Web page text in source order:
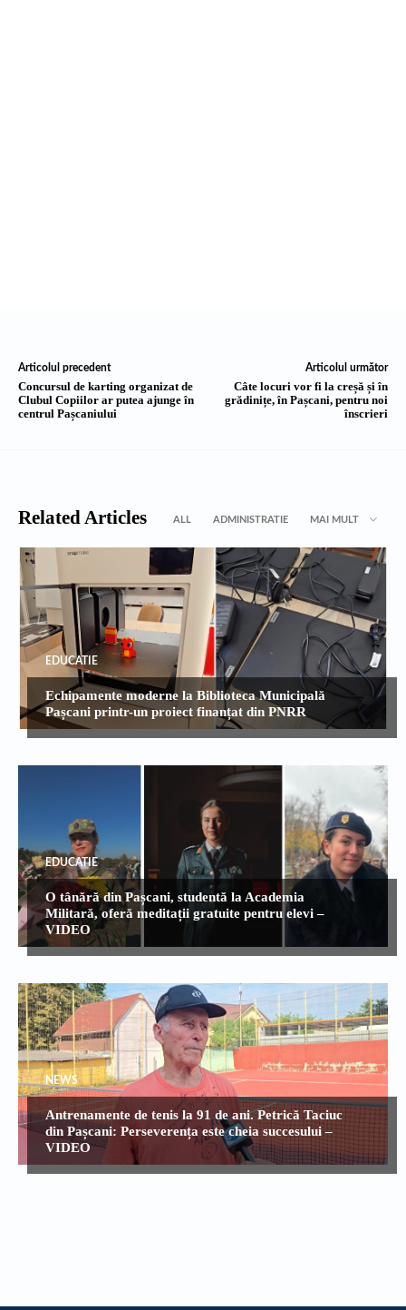
Articolul precedent
Concursul de karting organizat de
Clubul Copiilor ar putea ajunge în
centrul Pașcaniului
Articolul următor
Câte locuri vor fi la creșă și în
grădinițe, în Pașcani, pentru noi
înscrieri
Related Articles ALL ADMINISTRATIE MAI MULT
EDUCATIE
Echipamente moderne la Biblioteca Municipală
Pașcani printr-un proiect finanțat din PNRR
EDUCATIE
O tânără din Pașcani, studentă la Academia
Militară, oferă meditații gratuite pentru elevi –
VIDEO
NEWS
Antrenamente de tenis la 91 de ani. Petrică Taciuc
din Pașcani: Perseverența este cheia succesului –
VIDEO